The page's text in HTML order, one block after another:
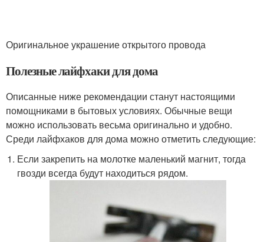
Оригинальное украшение открытого провода
Полезные лайфхаки для дома
Описанные ниже рекомендации станут настоящими
помощниками в бытовых условиях. Обычные вещи
можно использовать весьма оригинально и удобно.
Среди лайфхаков для дома можно отметить следующие:
Если закрепить на молотке маленький магнит, тогда
гвозди всегда будут находиться рядом.